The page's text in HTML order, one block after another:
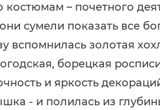
костюмам – почетного
сумели показать все
вспомнилась золотая
борецкая
и яркость
- и полилась из